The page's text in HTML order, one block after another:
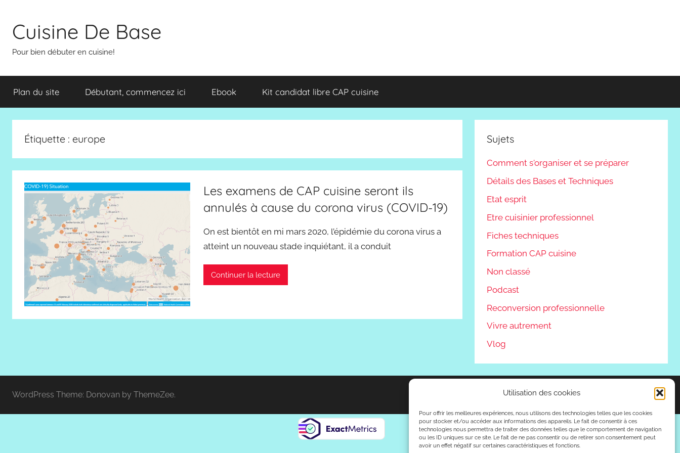
Utilisation des cookies
Pour offrir les meilleures expériences, nous utilisons des technologies telles que les cookies
pour stocker et/ou accéder aux informations des appareils. Le fait de consentir à ces
technologies nous permettra de traiter des données telles que le comportement de navigation
ou les ID uniques sur ce site. Le fait de ne pas consentir ou de retirer son consentement peut
avoir un effet négatif sur certaines caractéristiques et fonctions.
contenu
Cuisine De Base
Pour bien débuter en cuisine!
Plan du site Débutant, commencez ici Ebook Kit candidat libre CAP cuisine
Étiquette : europe
Les examens de CAP cuisine seront ils
annulés à cause du corona virus (COVID-19)
On est bientôt en mi mars 2020, l’épidémie du corona virus a
atteint un nouveau stade inquiétant, il a conduit
Continuer la lecture
Sujets
Comment s'organiser et se préparer
Détails des Bases et Techniques
Etat esprit
Etre cuisinier professionnel
Fiches techniques
Formation CAP cuisine
Non classé
Podcast
Reconversion professionnelle
Vivre autrement
Vlog
WordPress Theme: Donovan by ThemeZee.